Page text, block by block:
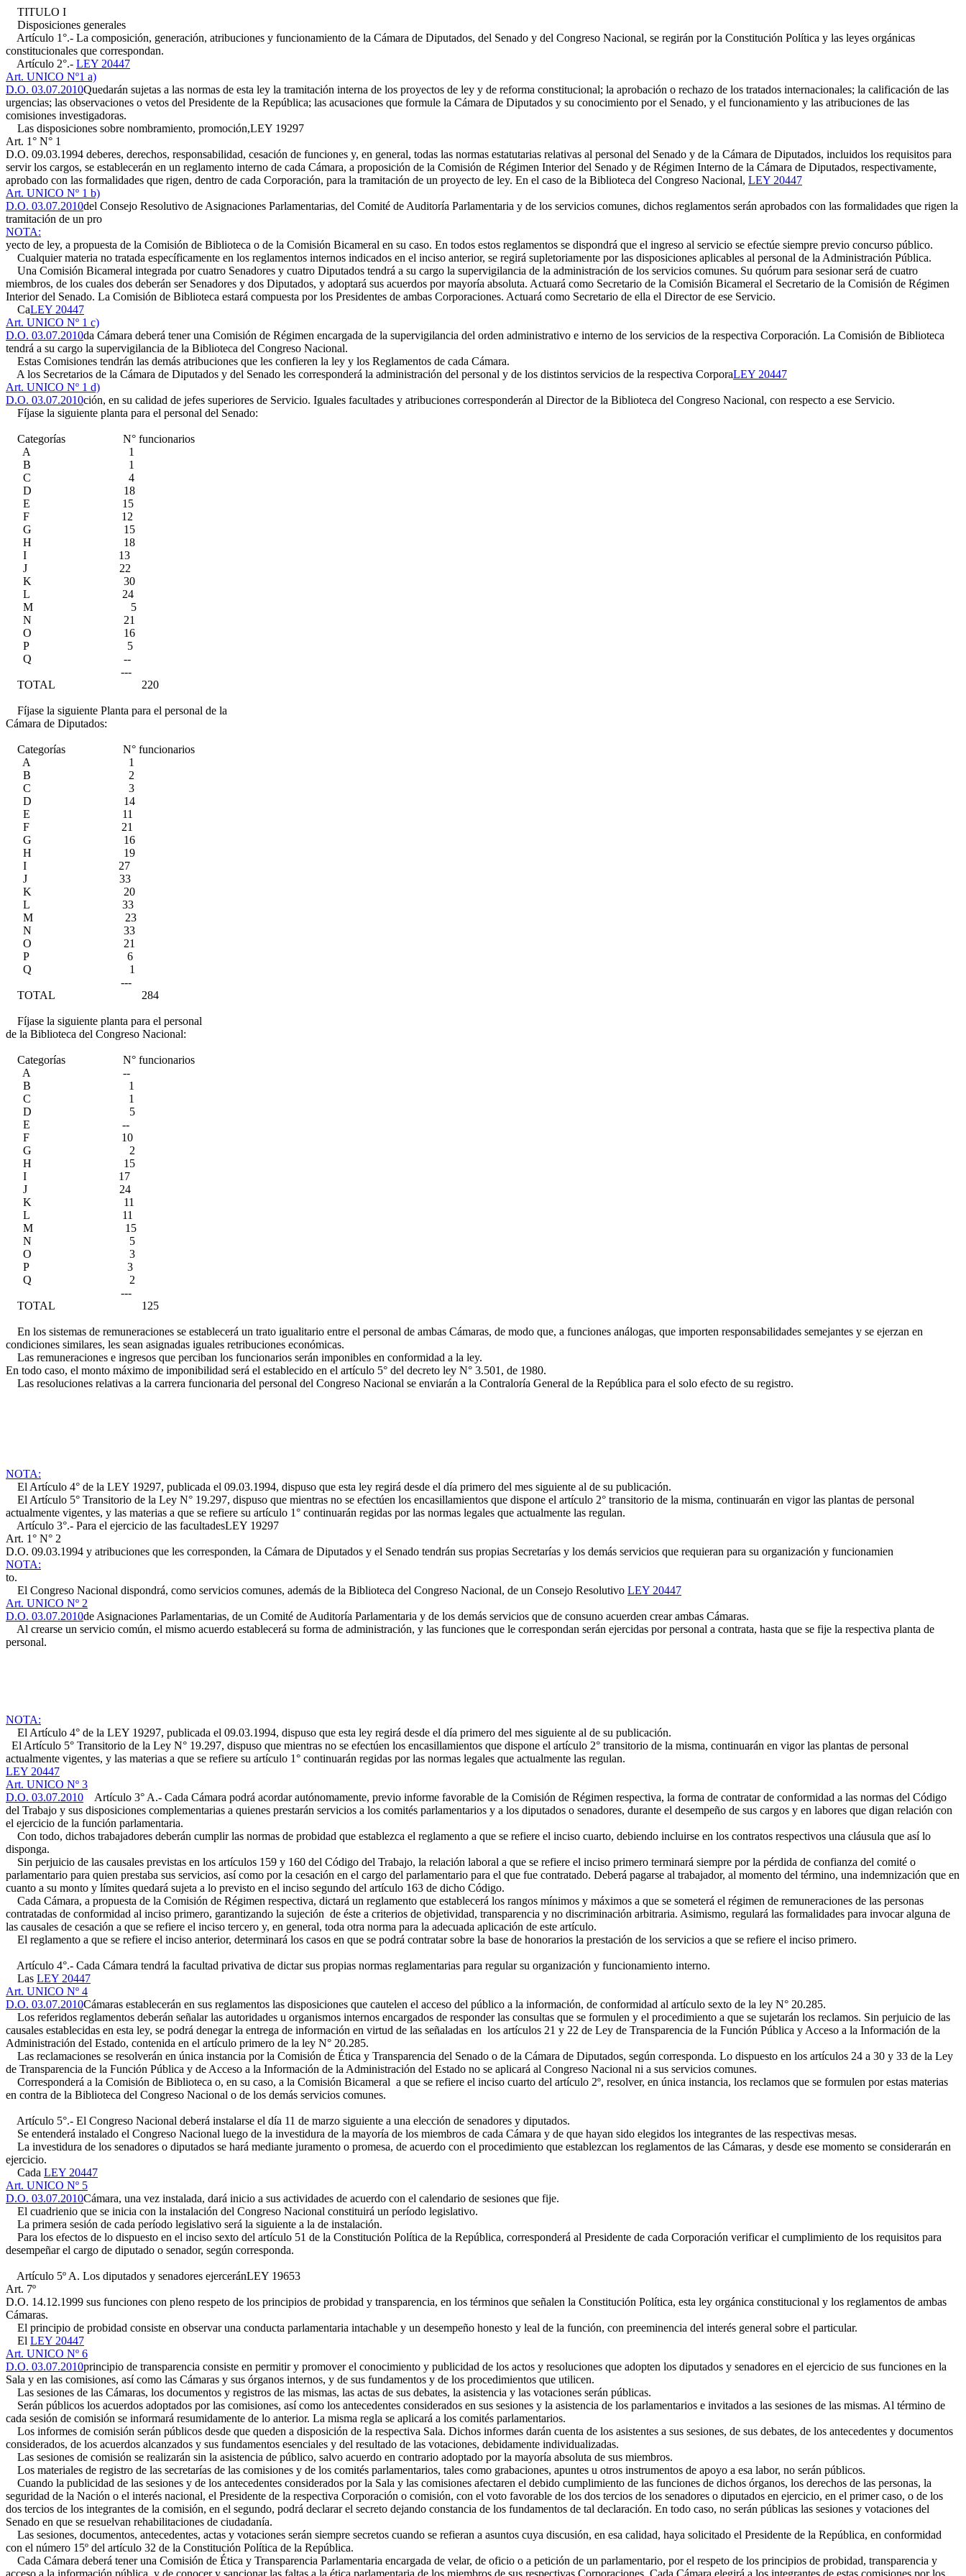
TITULO I
Disposiciones generales
Artículo 1°.- La composición, generación, atribuciones y funcionamiento de la Cámara de Diputados, del Senado y del Congreso Nacional, se regirán por la Constitución Política y las leyes orgánicas
constitucionales que correspondan.
Artículo 2°.- LEY 20447
Art. UNICO Nº1 a)
D.O. 03.07.2010Quedarán sujetas a las normas de esta ley la tramitación interna de los proyectos de ley y de reforma constitucional; la aprobación o rechazo de los tratados internacionales; la calificación de las
urgencias; las observaciones o vetos del Presidente de la República; las acusaciones que formule la Cámara de Diputados y su conocimiento por el Senado, y el funcionamiento y las atribuciones de las
comisiones investigadoras.
Las disposiciones sobre nombramiento, promoción,LEY 19297
Art. 1° N° 1
D.O. 09.03.1994 deberes, derechos, responsabilidad, cesación de funciones y, en general, todas las normas estatutarias relativas al personal del Senado y de la Cámara de Diputados, incluidos los requisitos para
servir los cargos, se establecerán en un reglamento interno de cada Cámara, a proposición de la Comisión de Régimen Interior del Senado y de Régimen Interno de la Cámara de Diputados, respectivamente,
aprobado con las formalidades que rigen, dentro de cada Corporación, para la tramitación de un proyecto de ley. En el caso de la Biblioteca del Congreso Nacional, LEY 20447
Art. UNICO Nº 1 b)
D.O. 03.07.2010del Consejo Resolutivo de Asignaciones Parlamentarias, del Comité de Auditoría Parlamentaria y de los servicios comunes, dichos reglamentos serán aprobados con las formalidades que rigen la
tramitación de un pro
NOTA:
yecto de ley, a propuesta de la Comisión de Biblioteca o de la Comisión Bicameral en su caso. En todos estos reglamentos se dispondrá que el ingreso al servicio se efectúe siempre previo concurso público.
Cualquier materia no tratada específicamente en los reglamentos internos indicados en el inciso anterior, se regirá supletoriamente por las disposiciones aplicables al personal de la Administración Pública.
Una Comisión Bicameral integrada por cuatro Senadores y cuatro Diputados tendrá a su cargo la supervigilancia de la administración de los servicios comunes. Su quórum para sesionar será de cuatro
miembros, de los cuales dos deberán ser Senadores y dos Diputados, y adoptará sus acuerdos por mayoría absoluta. Actuará como Secretario de la Comisión Bicameral el Secretario de la Comisión de Régimen
Interior del Senado. La Comisión de Biblioteca estará compuesta por los Presidentes de ambas Corporaciones. Actuará como Secretario de ella el Director de ese Servicio.
CaLEY 20447
Art. UNICO Nº 1 c)
D.O. 03.07.2010da Cámara deberá tener una Comisión de Régimen encargada de la supervigilancia del orden administrativo e interno de los servicios de la respectiva Corporación. La Comisión de Biblioteca
tendrá a su cargo la supervigilancia de la Biblioteca del Congreso Nacional.
Estas Comisiones tendrán las demás atribuciones que les confieren la ley y los Reglamentos de cada Cámara.
A los Secretarios de la Cámara de Diputados y del Senado les corresponderá la administración del personal y de los distintos servicios de la respectiva CorporaLEY 20447
Art. UNICO Nº 1 d)
D.O. 03.07.2010ción, en su calidad de jefes superiores de Servicio. Iguales facultades y atribuciones corresponderán al Director de la Biblioteca del Congreso Nacional, con respecto a ese Servicio.
Fíjase la siguiente planta para el personal del Senado:
Categorías N° funcionarios
A 1
B 1
C 4
D 18
E 15
F 12
G 15
H 18
I 13
J 22
K 30
L 24
M 5
N 21
O 16
P 5
Q --
---
TOTAL 220
Fíjase la siguiente Planta para el personal de la
Cámara de Diputados:
Categorías N° funcionarios
A 1
B 2
C 3
D 14
E 11
F 21
G 16
H 19
I 27
J 33
K 20
L 33
M 23
N 33
O 21
P 6
Q 1
---
TOTAL 284
Fíjase la siguiente planta para el personal
de la Biblioteca del Congreso Nacional:
Categorías N° funcionarios
A --
B 1
C 1
D 5
E --
F 10
G 2
H 15
I 17
J 24
K 11
L 11
M 15
N 5
O 3
P 3
Q 2
---
TOTAL 125
En los sistemas de remuneraciones se establecerá un trato igualitario entre el personal de ambas Cámaras, de modo que, a funciones análogas, que importen responsabilidades semejantes y se ejerzan en
condiciones similares, les sean asignadas iguales retribuciones económicas.
Las remuneraciones e ingresos que perciban los funcionarios serán imponibles en conformidad a la ley.
En todo caso, el monto máximo de imponibilidad será el establecido en el artículo 5° del decreto ley N° 3.501, de 1980.
Las resoluciones relativas a la carrera funcionaria del personal del Congreso Nacional se enviarán a la Contraloría General de la República para el solo efecto de su registro.
NOTA:
El Artículo 4° de la LEY 19297, publicada el 09.03.1994, dispuso que esta ley regirá desde el día primero del mes siguiente al de su publicación.
El Artículo 5° Transitorio de la Ley N° 19.297, dispuso que mientras no se efectúen los encasillamientos que dispone el artículo 2° transitorio de la misma, continuarán en vigor las plantas de personal
actualmente vigentes, y las materias a que se refiere su artículo 1° continuarán regidas por las normas legales que actualmente las regulan.
Artículo 3°.- Para el ejercicio de las facultadesLEY 19297
Art. 1° N° 2
D.O. 09.03.1994 y atribuciones que les corresponden, la Cámara de Diputados y el Senado tendrán sus propias Secretarías y los demás servicios que requieran para su organización y funcionamien
NOTA:
to.
El Congreso Nacional dispondrá, como servicios comunes, además de la Biblioteca del Congreso Nacional, de un Consejo Resolutivo LEY 20447
Art. UNICO Nº 2
D.O. 03.07.2010de Asignaciones Parlamentarias, de un Comité de Auditoría Parlamentaria y de los demás servicios que de consuno acuerden crear ambas Cámaras.
Al crearse un servicio común, el mismo acuerdo establecerá su forma de administración, y las funciones que le correspondan serán ejercidas por personal a contrata, hasta que se fije la respectiva planta de
personal.
NOTA:
El Artículo 4° de la LEY 19297, publicada el 09.03.1994, dispuso que esta ley regirá desde el día primero del mes siguiente al de su publicación.
El Artículo 5° Transitorio de la Ley N° 19.297, dispuso que mientras no se efectúen los encasillamientos que dispone el artículo 2° transitorio de la misma, continuarán en vigor las plantas de personal
actualmente vigentes, y las materias a que se refiere su artículo 1° continuarán regidas por las normas legales que actualmente las regulan.
LEY 20447
Art. UNICO Nº 3
D.O. 03.07.2010 Artículo 3° A.- Cada Cámara podrá acordar autónomamente, previo informe favorable de la Comisión de Régimen respectiva, la forma de contratar de conformidad a las normas del Código
del Trabajo y sus disposiciones complementarias a quienes prestarán servicios a los comités parlamentarios y a los diputados o senadores, durante el desempeño de sus cargos y en labores que digan relación con
el ejercicio de la función parlamentaria.
Con todo, dichos trabajadores deberán cumplir las normas de probidad que establezca el reglamento a que se refiere el inciso cuarto, debiendo incluirse en los contratos respectivos una cláusula que así lo
disponga.
Sin perjuicio de las causales previstas en los artículos 159 y 160 del Código del Trabajo, la relación laboral a que se refiere el inciso primero terminará siempre por la pérdida de confianza del comité o
parlamentario para quien prestaba sus servicios, así como por la cesación en el cargo del parlamentario para el que fue contratado. Deberá pagarse al trabajador, al momento del término, una indemnización que en
cuanto a su monto y límites quedará sujeta a lo previsto en el inciso segundo del artículo 163 de dicho Código.
Cada Cámara, a propuesta de la Comisión de Régimen respectiva, dictará un reglamento que establecerá los rangos mínimos y máximos a que se someterá el régimen de remuneraciones de las personas
contratadas de conformidad al inciso primero, garantizando la sujeción de éste a criterios de objetividad, transparencia y no discriminación arbitraria. Asimismo, regulará las formalidades para invocar alguna de
las causales de cesación a que se refiere el inciso tercero y, en general, toda otra norma para la adecuada aplicación de este artículo.
El reglamento a que se refiere el inciso anterior, determinará los casos en que se podrá contratar sobre la base de honorarios la prestación de los servicios a que se refiere el inciso primero.
Artículo 4°.- Cada Cámara tendrá la facultad privativa de dictar sus propias normas reglamentarias para regular su organización y funcionamiento interno.
Las LEY 20447
Art. UNICO Nº 4
D.O. 03.07.2010Cámaras establecerán en sus reglamentos las disposiciones que cautelen el acceso del público a la información, de conformidad al artículo sexto de la ley N° 20.285.
Los referidos reglamentos deberán señalar las autoridades u organismos internos encargados de responder las consultas que se formulen y el procedimiento a que se sujetarán los reclamos. Sin perjuicio de las
causales establecidas en esta ley, se podrá denegar la entrega de información en virtud de las señaladas en los artículos 21 y 22 de Ley de Transparencia de la Función Pública y Acceso a la Información de la
Administración del Estado, contenida en el artículo primero de la ley N° 20.285.
Las reclamaciones se resolverán en única instancia por la Comisión de Ética y Transparencia del Senado o de la Cámara de Diputados, según corresponda. Lo dispuesto en los artículos 24 a 30 y 33 de la Ley
de Transparencia de la Función Pública y de Acceso a la Información de la Administración del Estado no se aplicará al Congreso Nacional ni a sus servicios comunes.
Corresponderá a la Comisión de Biblioteca o, en su caso, a la Comisión Bicameral a que se refiere el inciso cuarto del artículo 2º, resolver, en única instancia, los reclamos que se formulen por estas materias
en contra de la Biblioteca del Congreso Nacional o de los demás servicios comunes.
Artículo 5°.- El Congreso Nacional deberá instalarse el día 11 de marzo siguiente a una elección de senadores y diputados.
Se entenderá instalado el Congreso Nacional luego de la investidura de la mayoría de los miembros de cada Cámara y de que hayan sido elegidos los integrantes de las respectivas mesas.
La investidura de los senadores o diputados se hará mediante juramento o promesa, de acuerdo con el procedimiento que establezcan los reglamentos de las Cámaras, y desde ese momento se considerarán en
ejercicio.
Cada LEY 20447
Art. UNICO Nº 5
D.O. 03.07.2010Cámara, una vez instalada, dará inicio a sus actividades de acuerdo con el calendario de sesiones que fije.
El cuadrienio que se inicia con la instalación del Congreso Nacional constituirá un período legislativo.
La primera sesión de cada período legislativo será la siguiente a la de instalación.
Para los efectos de lo dispuesto en el inciso sexto del artículo 51 de la Constitución Política de la República, corresponderá al Presidente de cada Corporación verificar el cumplimiento de los requisitos para
desempeñar el cargo de diputado o senador, según corresponda.
Artículo 5º A. Los diputados y senadores ejerceránLEY 19653
Art. 7º
D.O. 14.12.1999 sus funciones con pleno respeto de los principios de probidad y transparencia, en los términos que señalen la Constitución Política, esta ley orgánica constitucional y los reglamentos de ambas
Cámaras.
El principio de probidad consiste en observar una conducta parlamentaria intachable y un desempeño honesto y leal de la función, con preeminencia del interés general sobre el particular.
El LEY 20447
Art. UNICO Nº 6
D.O. 03.07.2010principio de transparencia consiste en permitir y promover el conocimiento y publicidad de los actos y resoluciones que adopten los diputados y senadores en el ejercicio de sus funciones en la
Sala y en las comisiones, así como las Cámaras y sus órganos internos, y de sus fundamentos y de los procedimientos que utilicen.
Las sesiones de las Cámaras, los documentos y registros de las mismas, las actas de sus debates, la asistencia y las votaciones serán públicas.
Serán públicos los acuerdos adoptados por las comisiones, así como los antecedentes considerados en sus sesiones y la asistencia de los parlamentarios e invitados a las sesiones de las mismas. Al término de
cada sesión de comisión se informará resumidamente de lo anterior. La misma regla se aplicará a los comités parlamentarios.
Los informes de comisión serán públicos desde que queden a disposición de la respectiva Sala. Dichos informes darán cuenta de los asistentes a sus sesiones, de sus debates, de los antecedentes y documentos
considerados, de los acuerdos alcanzados y sus fundamentos esenciales y del resultado de las votaciones, debidamente individualizadas.
Las sesiones de comisión se realizarán sin la asistencia de público, salvo acuerdo en contrario adoptado por la mayoría absoluta de sus miembros.
Los materiales de registro de las secretarías de las comisiones y de los comités parlamentarios, tales como grabaciones, apuntes u otros instrumentos de apoyo a esa labor, no serán públicos.
Cuando la publicidad de las sesiones y de los antecedentes considerados por la Sala y las comisiones afectaren el debido cumplimiento de las funciones de dichos órganos, los derechos de las personas, la
seguridad de la Nación o el interés nacional, el Presidente de la respectiva Corporación o comisión, con el voto favorable de los dos tercios de los senadores o diputados en ejercicio, en el primer caso, o de los
dos tercios de los integrantes de la comisión, en el segundo, podrá declarar el secreto dejando constancia de los fundamentos de tal declaración. En todo caso, no serán públicas las sesiones y votaciones del
Senado en que se resuelvan rehabilitaciones de ciudadanía.
Las sesiones, documentos, antecedentes, actas y votaciones serán siempre secretos cuando se refieran a asuntos cuya discusión, en esa calidad, haya solicitado el Presidente de la República, en conformidad
con el número 15º del artículo 32 de la Constitución Política de la República.
Cada Cámara deberá tener una Comisión de Ética y Transparencia Parlamentaria encargada de velar, de oficio o a petición de un parlamentario, por el respeto de los principios de probidad, transparencia y
acceso a la información pública, y de conocer y sancionar las faltas a la ética parlamentaria de los miembros de sus respectivas Corporaciones. Cada Cámara elegirá a los integrantes de estas comisiones por los